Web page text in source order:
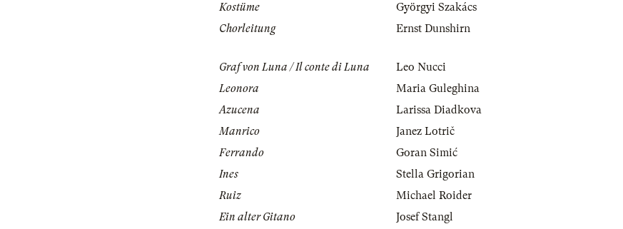
Kostüme
Györgyi Szakács
Chorleitung
Ernst Dunshirn
Graf von Luna / Il conte di Luna
Leo Nucci
Leonora
Maria Guleghina
Azucena
Larissa Diadkova
Manrico
Janez Lotrič
Ferrando
Goran Simić
Ines
Stella Grigorian
Ruiz
Michael Roider
Ein alter Gitano
Josef Stangl